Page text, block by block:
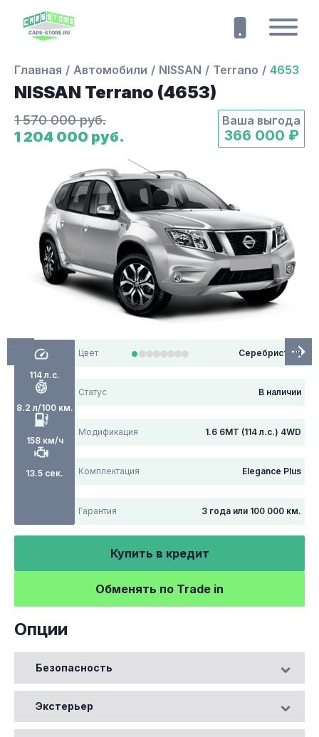
Главная Автомобили NISSAN Terrano 4653
NISSAN Terrano (4653)
1 570 000 руб.
1 204 000 руб.
Ваша выгода
366 000 ₽
114 л.с.
8.2 л/100 км.
158 км/ч
13.5 сек.
Цвет Серебристый
Статус В наличии
Модификация 1.6 6МТ (114 л.с.) 4WD
Комплектация Elegance Plus
Гарантия 3 года или 100 000 км.
Купить в кредит
Обменять по Trade in
Опции
Безопасность
Экстерьер